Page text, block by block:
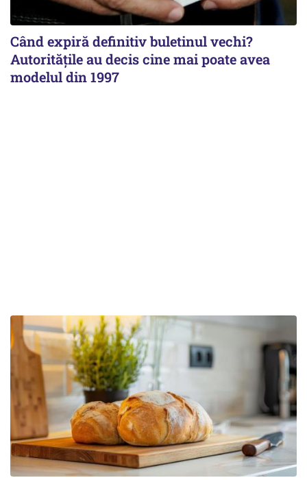
Când expiră definitiv buletinul vechi?
Autoritățile au decis cine mai poate avea
modelul din 1997